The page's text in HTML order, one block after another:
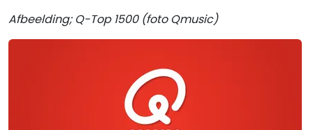
Afbeelding; Q-Top 1500 (foto Qmusic)
Gerelateerde hitlijsten